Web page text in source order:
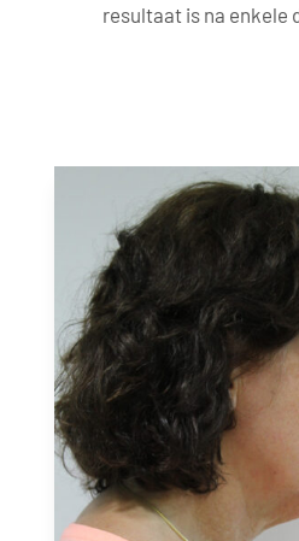
resultaat is na enkele